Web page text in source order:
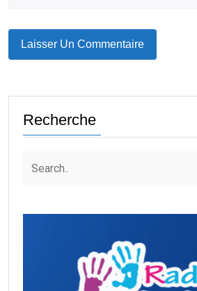
Recherche